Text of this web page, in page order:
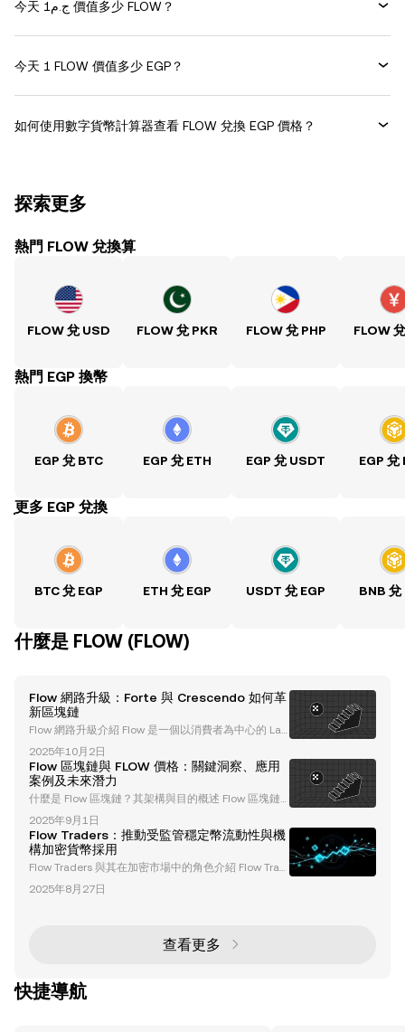
今天 ج.م1 價值多少 FLOW？
今天 1 FLOW 價值多少 EGP？
如何使用數字貨幣計算器查看 FLOW 兌換 EGP 價格？
探索更多
熱門 FLOW 兌換算
FLOW 兌 USD FLOW 兌 PKR FLOW 兌 PHP FLOW
熱門 EGP 換幣
EGP 兌 BTC EGP 兌 ETH EGP 兌 USDT EGP 兌
ִִִִִִִִִִִִִִִִִִִִִִִִִִִִִִִִִִִִִִִִִִִִִִִִ更多 EGP 兌換
BTC 兌 EGP ETH 兌 EGP USDT 兌 EGP BNB 兌
什麼是 FLOW (FLOW)
Flow 網路升級：Forte 與 Crescendo 如何革
新區塊鏈
Flow 網路升級介紹 Flow 是一個以消費者為中心的 Lay
er-1 區塊鏈，因支援 NBA Top Shot、NFL All Day 和 D
isney 等應用而廣受讚譽。如今，Flow 正在進行一系列
變革性的升級，這些升級被命名為 Forte 和 Crescend
o ，旨在擴展 Flow 的生態系統、提升擴展性並改善用
戶體驗。Flow 將主流採用作為核心目標，透過為開發
者和日常用戶量身打造的
2025年10月2日
Flow 區塊鏈與 FLOW 價格：關鍵洞察、應用
案例及未來潛力
什麼是 Flow 區塊鏈？其架構與目的概述 Flow 區塊鏈
由 Dapper Labs 開發，是一個高性能的區塊鏈，旨在
克服早期網絡面臨的擴展性挑戰。與傳統區塊鏈不同，
Flow 採用獨特的多角色架構，將任務分配到不同的節
點，從而實現更快的交易速度和更低的費用。這種創新
的設計使 Flow 特別適合用於遊戲、NFT 和其他高需求
的應用場景。 Flow 的架構經過優化，能夠支持不斷增
2025年9月1日
Flow Traders：推動受監管穩定幣流動性與機
構加密貨幣採用
Flow Traders 與其在加密市場中的角色介紹 Flow Trad
ers 是一家全球知名的流動性提供商與做市商，以其在
加密貨幣與金融市場中的關鍵角色而聞名。該公司專注
造受監管穩定幣與加密貨幣交易的未來。 在本文中，
我們將深入探討 Flow Traders 在流動性提供方面的貢
2025年8月27日
查看更多
快捷導航